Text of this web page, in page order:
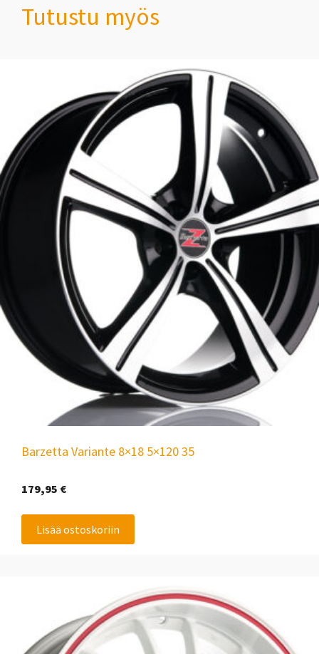
Tutustu myös
Barzetta Variante 8×18 5×120 35
179,95 €
Lisää ostoskoriin